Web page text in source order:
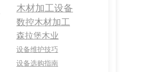
木材加工设备
数控木材加工
森拉堡木业
设备维护技巧
设备选购指南